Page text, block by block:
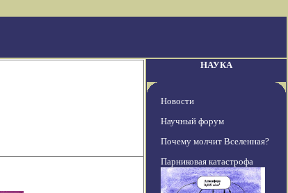
НАУКА
Новости
Научный форум
Почему молчит Вселенная?
Парниковая катастрофа